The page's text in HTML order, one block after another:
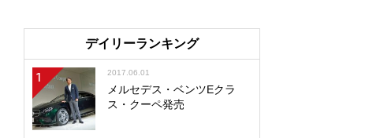
デイリーランキング
1 2017.06.01
メルセデス・ベンツEクラ
ス・クーペ発売